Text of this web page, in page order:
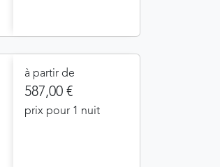
à partir de
587,00 €
prix pour 1 nuit